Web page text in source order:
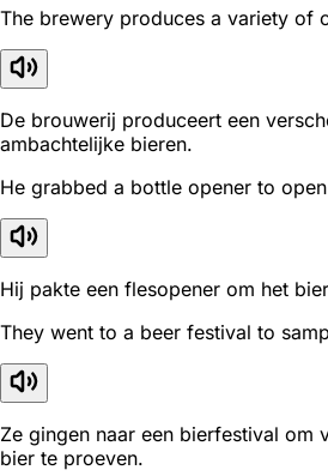
The brewery produces a variety of
De brouwerij produceert een
ambachtelijke bieren.
He grabbed a bottle opener to
Hij pakte een flesopener om het
They went to a beer festival to
Ze gingen naar een bierfestival om
bier te proeven.